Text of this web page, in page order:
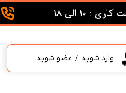
: 10 الی 18
وارد شوید / عضو شوید
حساب کاربری من